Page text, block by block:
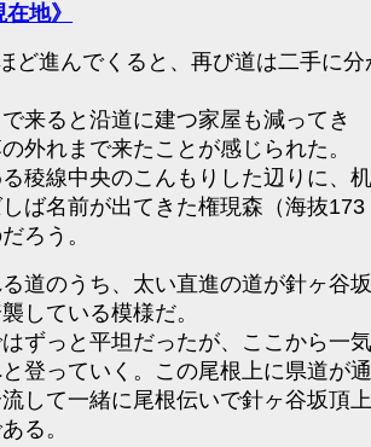
在地》
ど進んでくると、再び道は二手に分
来ると沿道に建つ家屋も減ってき
外れまで来たことが感じられた。
稜線中央のこんもりした辺りに、
ば名前が出てきた権現森（海抜173
ろう。
道のうち、太い直進の道が針ヶ谷
している模様だ。
ずっと平坦だったが、ここから一
登っていく。この尾根上に県道が
して一緒に尾根伝いで針ヶ谷坂頂
る。